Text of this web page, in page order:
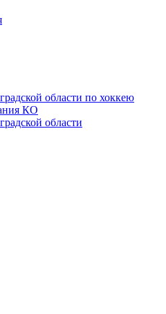
области по хоккею
КО
области